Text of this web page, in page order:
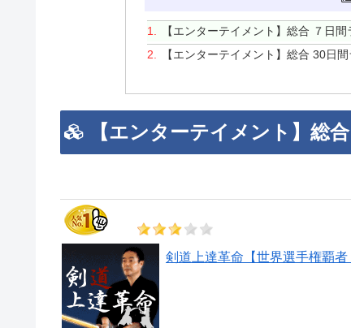
【エンターテイメント】総合 ７日
【エンターテイメント】総合 30日
【エンターテイメント】総
剣道上達革命【世界選手権